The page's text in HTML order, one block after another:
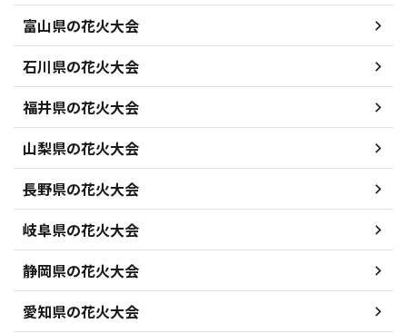
富山県の花火大会
石川県の花火大会
福井県の花火大会
山梨県の花火大会
長野県の花火大会
岐阜県の花火大会
静岡県の花火大会
愛知県の花火大会